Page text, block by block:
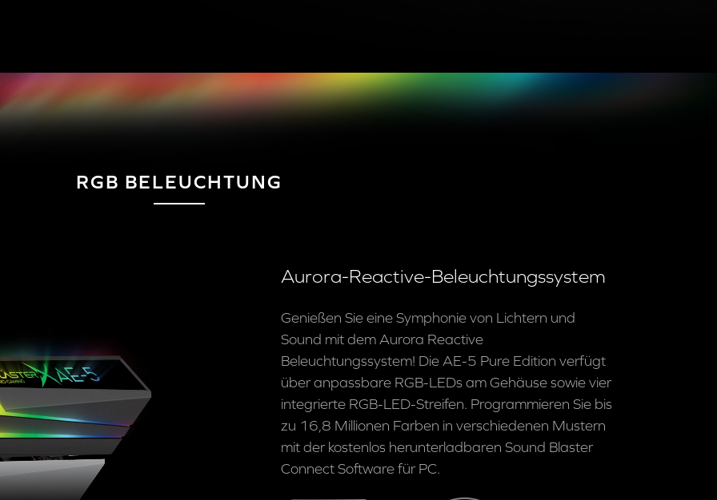
RGB BELEUCHTUNG
Aurora-Reactive-Beleuchtungssystem
Genießen Sie eine Symphonie von Lichtern und
Sound mit dem Aurora Reactive
Beleuchtungssystem! Die AE-5 Pure Edition verfügt
über anpassbare RGB-LEDs am Gehäuse sowie vier
integrierte RGB-LED-Streifen. Programmieren Sie bis
zu 16,8 Millionen Farben in verschiedenen Mustern
mit der kostenlos herunterladbaren Sound Blaster
Connect Software für PC.